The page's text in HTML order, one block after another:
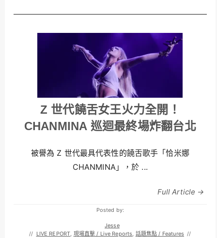
Z 世代饒舌女王火力全開！
CHANMINA 巡迴最終場炸翻台北
被譽為 Z 世代最具代表性的饒舌歌手「恰米娜
CHANMINA」，於 ...
Full Article →
Posted by:
Jesse
// LIVE REPORT, 現場直擊 / Live Reports, 話題焦點 / Features //